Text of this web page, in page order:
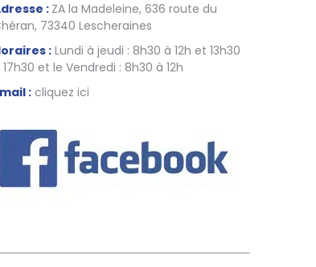
: ZA la Madeleine, 636 route du
73340 Lescheraines
: Lundi à jeudi : 8h30 à 12h et 13h30
17h30 et le Vendredi : 8h30 à 12h
: cliquez ici